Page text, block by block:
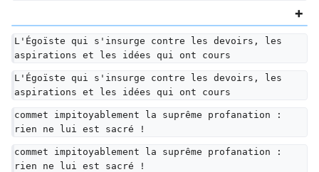
L'Égoïste qui s'insurge contre les devoirs, les
aspirations et les idées qui ont cours
L'Égoïste qui s'insurge contre les devoirs, les
aspirations et les idées qui ont cours
commet impitoyablement la suprême profanation :
rien ne lui est sacré !
commet impitoyablement la suprême profanation :
rien ne lui est sacré !